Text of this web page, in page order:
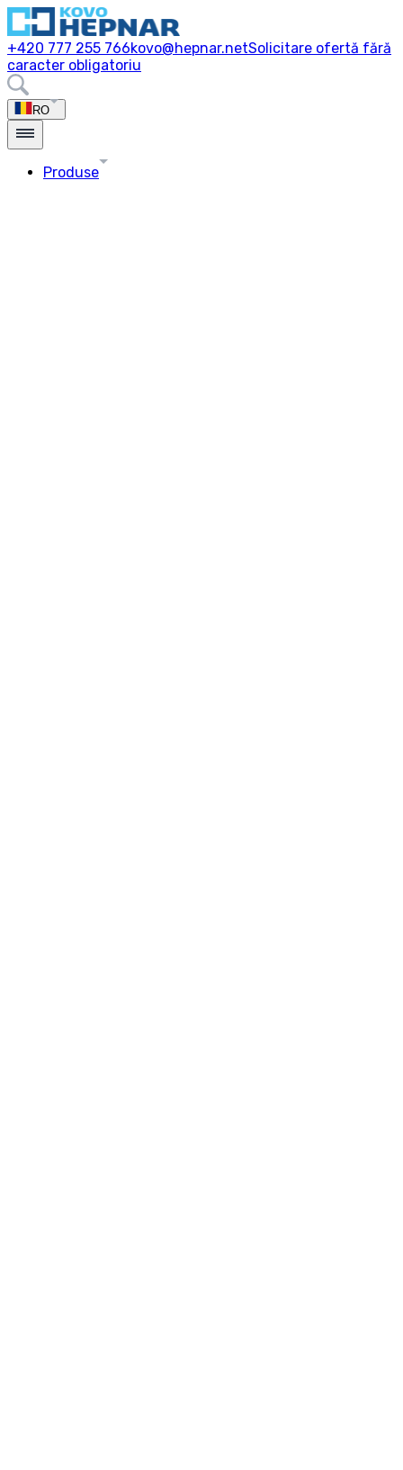
+420 777 255 766kovo@hepnar.netSolicitare ofertă fără
caracter obligatoriu
RO
Produse